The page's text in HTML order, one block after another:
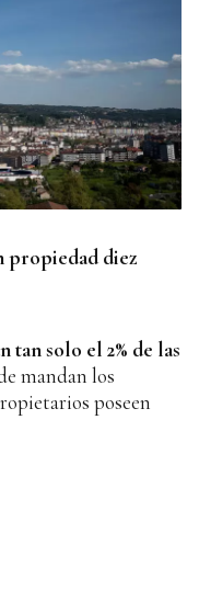
propiedad diez
solo el 2% de las
mandan los
poseen